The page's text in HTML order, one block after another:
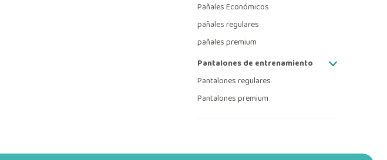
Pañales Económicos
pañales regulares
pañales premium
Pantalones de entrenamiento
Pantalones regulares
Pantalones premium